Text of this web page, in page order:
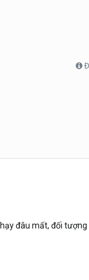
đâu mất, đối